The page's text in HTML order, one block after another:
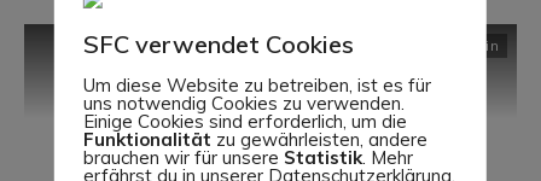
Allgemein
SFC verwendet Cookies
Um diese Website zu betreiben, ist es für
uns notwendig Cookies zu verwenden.
Einige Cookies sind erforderlich, um die
Funktionalität zu gewährleisten, andere
brauchen wir für unsere Statistik. Mehr
erfährst du in unserer Datenschutzerklärung.